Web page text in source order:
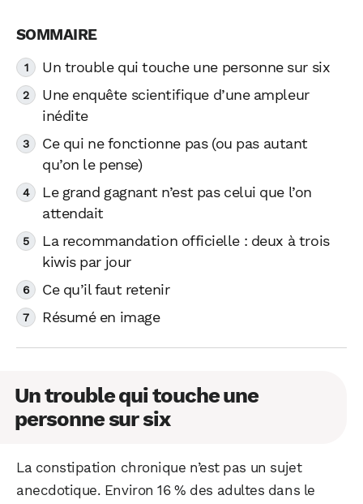
Un trouble qui touche une personne sur six
Une enquête scientifique d’une ampleur
inédite
Ce qui ne fonctionne pas (ou pas autant
qu’on le pense)
Le grand gagnant n’est pas celui que l’on
attendait
La recommandation officielle : deux à trois
kiwis par jour
Ce qu’il faut retenir
Résumé en image
Un trouble qui touche une
personne sur six
La constipation chronique n’est pas un sujet
anecdotique. Environ 16 % des adultes dans le